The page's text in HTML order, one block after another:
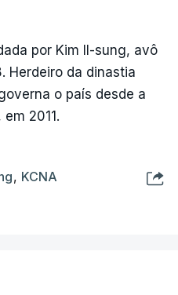
por Kim Il-sung, avô
Herdeiro da dinastia
o país desde a
2011.
, KCNA